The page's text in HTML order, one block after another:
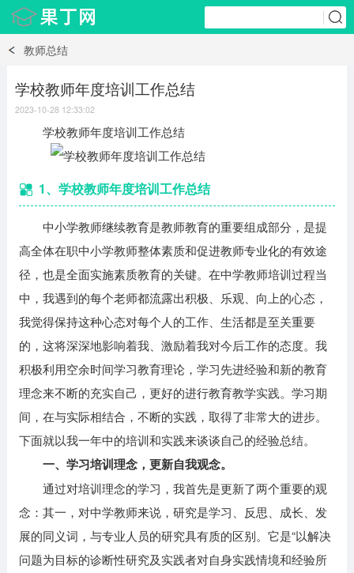
教师总结
学校教师年度培训工作总结
2023-10-28 12:33:02
学校教师年度培训工作总结
1、学校教师年度培训工作总结
中小学教师继续教育是教师教育的重要组成部分，是提
高全体在职中小学教师整体素质和促进教师专业化的有效途
径，也是全面实施素质教育的关键。在中学教师培训过程当
中，我遇到的每个老师都流露出积极、乐观、向上的心态，
我觉得保持这种心态对每个人的工作、生活都是至关重要
的，这将深深地影响着我、激励着我对今后工作的态度。我
积极利用空余时间学习教育理论，学习先进经验和新的教育
理念来不断的充实自己，更好的进行教育教学实践。学习期
间，在与实际相结合，不断的实践，取得了非常大的进步。
下面就以我一年中的培训和实践来谈谈自己的经验总结。
一、学习培训理念，更新自我观念。
通过对培训理念的学习，我首先是更新了两个重要的观
念：其一，对中学教师来说，研究是学习、反思、成长、发
展的同义词，与专业人员的研究具有质的区别。它是“以解决
问题为目标的诊断性研究及实践者对自身实践情境和经验所